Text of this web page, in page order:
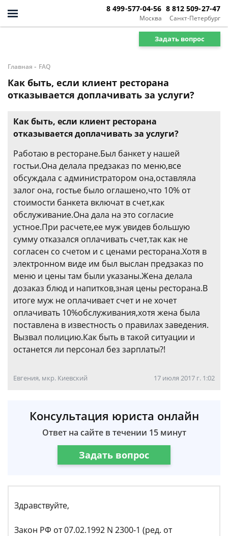
Москва
8 499-577-04-56
Санкт-Петербург
8 812 509-27-47
Задать вопрос
Главная - FAQ
Как быть, если клиент ресторана
отказывается доплачивать за услуги?
Как быть, если клиент ресторана
отказывается доплачивать за услуги?
Работаю в ресторане.Был банкет у нашей
гостьи.Она делала предзаказ по меню,все
обсуждала с администратором она,оставляла
залог она, гостье было оглашено,что 10% от
стоимости банкета включат в счет,как
обслуживание.Она дала на это согласие
устное.При расчете,ее муж увидев большую
сумму отказался оплачивать счет,так как не
согласен со счетом и с ценами ресторана.Хотя в
электронном виде им был выслан предзаказ по
меню и цены там были указаны.Жена делала
дозаказ блюд и напитков,зная цены ресторана.В
итоге муж не оплачивает счет и не хочет
оплачивать 10%обслуживания,хотя жена была
поставлена в известность о правилах заведения.
Вызвал полицию.Как быть в такой ситуации и
останется ли персонал без зарплаты?!
Евгения, мкр. Киевский 17 июля 2017 г. 1:02
Консультация юриста онлайн
Ответ на сайте в течении 15 минут
Задать вопрос
Здравствуйте,
Закон РФ от 07.02.1992 N 2300-1 (ред. от